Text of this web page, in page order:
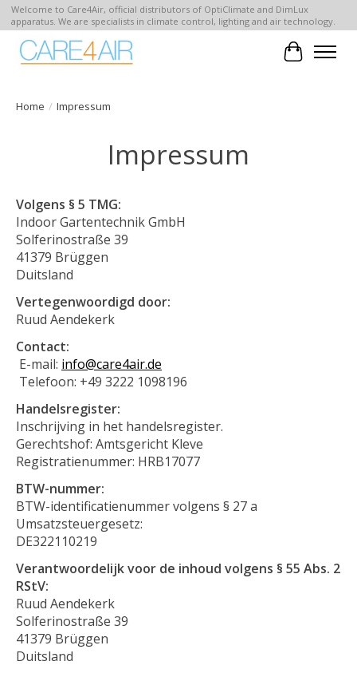
Welcome to Care4Air, official distributors of OptiClimate and DimLux
apparatus. We are specialists in climate control, lighting and air technology.
Home / Impressum
Impressum
Volgens § 5 TMG:
Indoor Gartentechnik GmbH
Solferinostraße 39
41379 Brüggen
Duitsland
Vertegenwoordigd door:
Ruud Aendekerk
Contact:
E-mail: info@care4air.de
Telefoon: +49 3222 1098196
Handelsregister:
Inschrijving in het handelsregister.
Gerechtshof: Amtsgericht Kleve
Registratienummer: HRB17077
BTW-nummer:
BTW-identificatienummer volgens § 27 a
Umsatzsteuergesetz:
DE322110219
Verantwoordelijk voor de inhoud volgens § 55 Abs. 2
RStV:
Ruud Aendekerk
Solferinostraße 39
41379 Brüggen
Duitsland